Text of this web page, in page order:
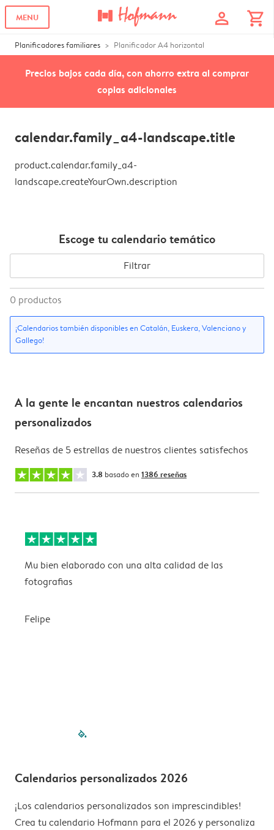
MENU profile shopping_cart
Planificadores familiares Planificador A4 horizontal
Precios bajos cada día, con ahorro extra al comprar
copias adicionales
calendar.family_a4-landscape.title
product.calendar.family_a4-
landscape.createYourOwn.description
Escoge tu calendario temático
Filtrar
0 productos
¡Calendarios también disponibles en Catalán, Euskera, Valenciano y
Gallego!
A la gente le encantan nuestros calendarios
personalizados
Reseñas de 5 estrellas de nuestros clientes satisfechos
3.8 basado en 1386 reseñas
Mu bien elaborado con una alta calidad de las
fotografias
Felipe
filled-pagination
Calendarios personalizados 2026
¡Los calendarios personalizados son imprescindibles!
Crea tu calendario Hofmann para el 2026 y personaliza